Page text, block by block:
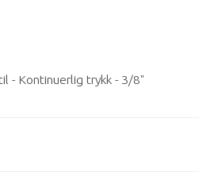
- Kontinuerlig trykk - 3/8"